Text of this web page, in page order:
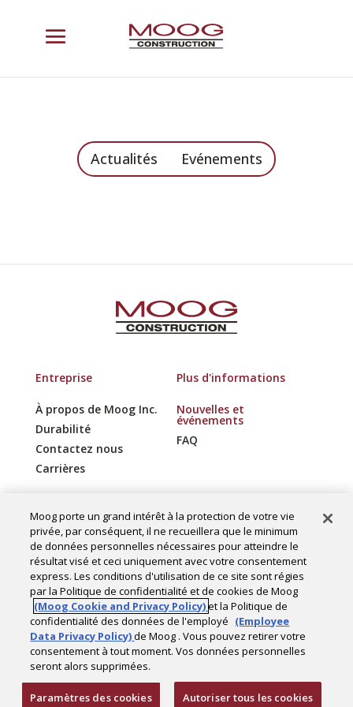
Actualités Evénements
Entreprise
À propos de Moog Inc.
Durabilité
Contactez nous
Carrières
Plus d'informations
Nouvelles et
événements
FAQ
Copyright © 2025 Moog Construction.
Tous droits réservés.
Paramètres des cookies
Politique de confidentialité
Moog porte un grand intérêt à la protection de votre vie
privée, par conséquent, il ne recueillera que le minimum
de données personnelles nécessaires pour atteindre le
résultat visé et ceci uniquement avec votre consentement
express. Les conditions d'utilisation de ce site sont régies
par la Politique de confidentialité et de cookies de Moog
(Moog Cookie and Privacy Policy) et la Politique de
confidentialité des données de l'employé (Employee
Data Privacy Policy)de Moog . Vous pouvez retirer votre
consentement à tout moment. Vos données personnelles
seront alors supprimées.
Paramètres des cookies Autoriser tous les cookies